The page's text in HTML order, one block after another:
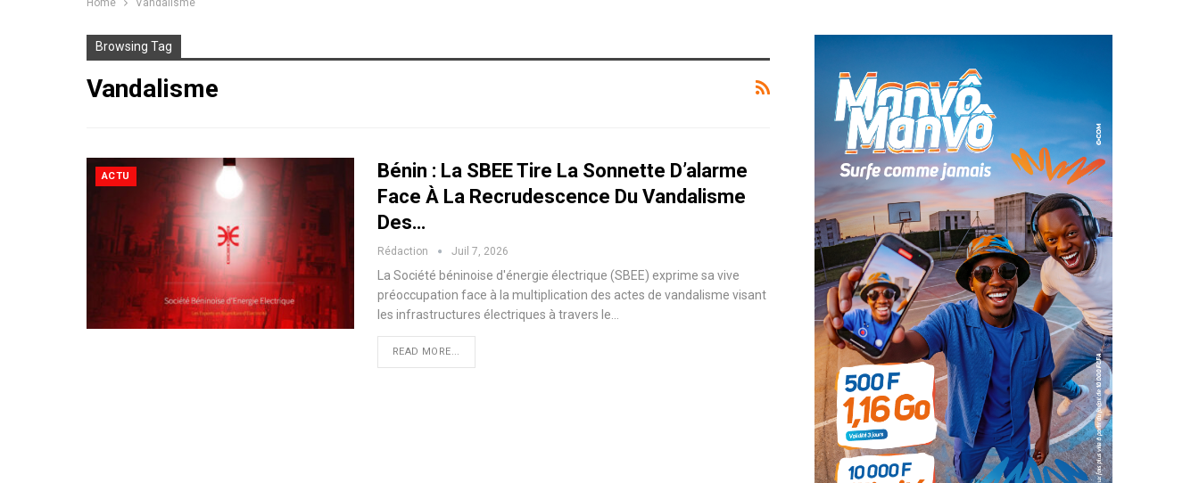
Home Vandalisme
Browsing Tag
Vandalisme
ACTU
Bénin : La SBEE Tire La Sonnette D’alarme
Face À La Recrudescence Du Vandalisme
Des…
Rédaction Juil 7, 2026
La Société béninoise d'énergie électrique (SBEE) exprime sa vive
préoccupation face à la multiplication des actes de vandalisme visant
les infrastructures électriques à travers le…
READ MORE...